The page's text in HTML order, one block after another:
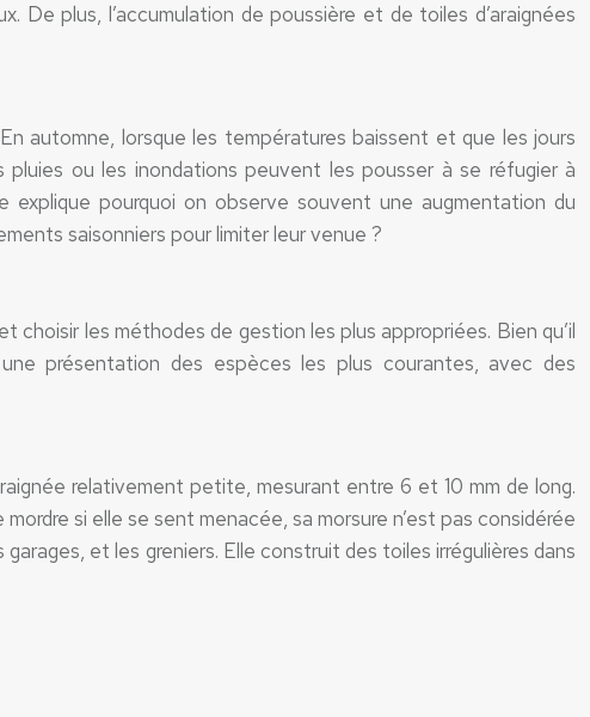
De plus, l’accumulation de poussière et de toiles d’araignées
automne, lorsque les températures baissent et que les jours
ou les inondations peuvent les pousser à se réfugier à
explique pourquoi on observe souvent une augmentation du
saisonniers pour limiter leur venue ?
les méthodes de gestion les plus appropriées. Bien qu’il
présentation des espèces les plus courantes, avec des
relativement petite, mesurant entre 6 et 10 mm de long.
si elle se sent menacée, sa morsure n’est pas considérée
et les greniers. Elle construit des toiles irrégulières dans